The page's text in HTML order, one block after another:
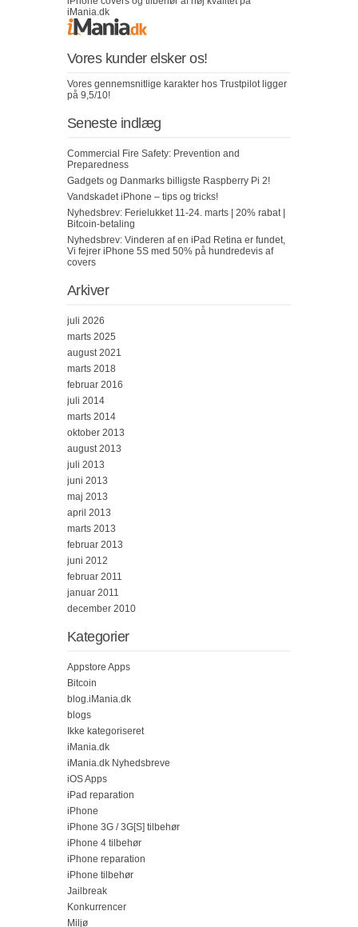
iMania.dk
Vores kunder elsker os!
Vores gennemsnitlige karakter hos Trustpilot ligger
på 9,5/10!
Seneste indlæg
Commercial Fire Safety: Prevention and
Preparedness
Gadgets og Danmarks billigste Raspberry Pi 2!
Vandskadet iPhone – tips og tricks!
Nyhedsbrev: Ferielukket 11-24. marts | 20% rabat |
Bitcoin-betaling
Nyhedsbrev: Vinderen af en iPad Retina er fundet,
Vi fejrer iPhone 5S med 50% på hundredevis af
covers
Arkiver
juli 2026
marts 2025
august 2021
marts 2018
februar 2016
juli 2014
marts 2014
oktober 2013
august 2013
juli 2013
juni 2013
maj 2013
april 2013
marts 2013
februar 2013
juni 2012
februar 2011
januar 2011
december 2010
Kategorier
Appstore Apps
Bitcoin
blog.iMania.dk
blogs
Ikke kategoriseret
iMania.dk
iMania.dk Nyhedsbreve
iOS Apps
iPad reparation
iPhone
iPhone 3G / 3G[S] tilbehør
iPhone 4 tilbehør
iPhone reparation
iPhone tilbehør
Jailbreak
Konkurrencer
Miljø